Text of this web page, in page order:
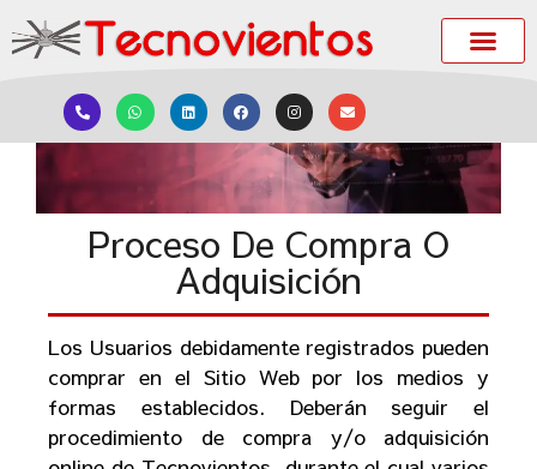
Proceso De Compra O
Adquisición
Los Usuarios debidamente registrados pueden
comprar en el Sitio Web por los medios y
formas establecidos. Deberán seguir el
procedimiento de compra y/o adquisición